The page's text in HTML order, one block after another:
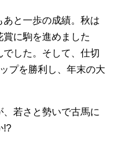
と一歩の成績。秋は
に駒を進めました
した。そして、仕切
プを勝利し、年末の大
若さと勢いで古馬に
!?